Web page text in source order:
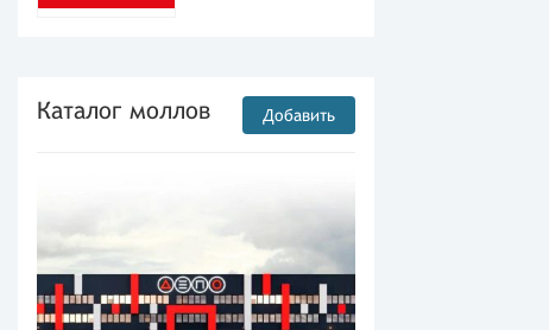
Каталог моллов Добавить